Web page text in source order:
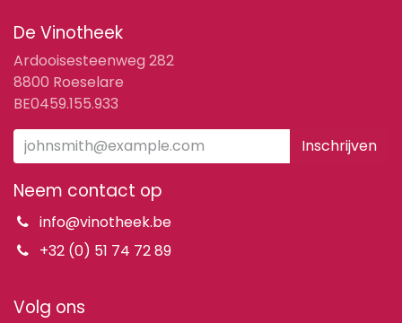
De Vinotheek
Ardooisesteenweg 282
8800 Roeselare
BE0459.155.933
Inschrijven
Neem contact op
info@vinotheek.be
+32 (0) 51 74 72 89
Volg ons